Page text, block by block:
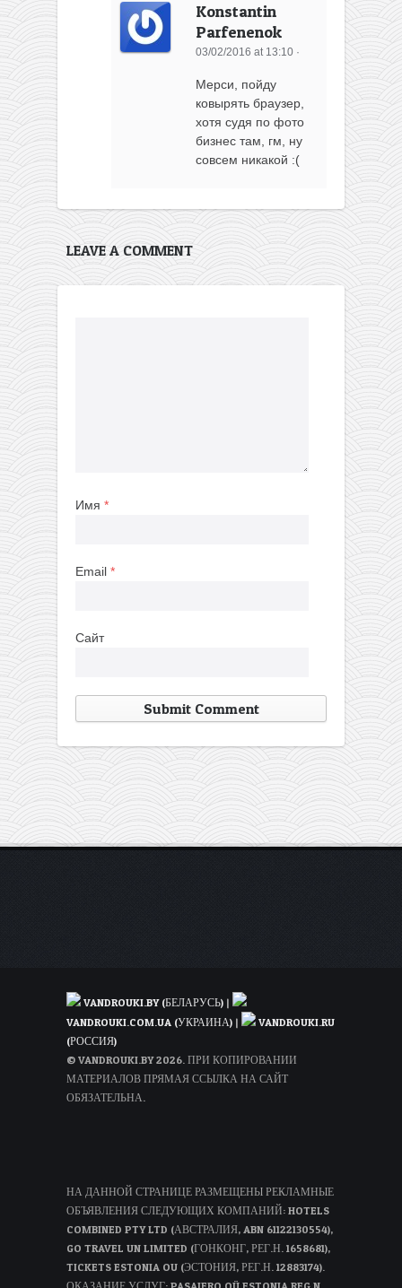
Konstantin
Parfenenok
03/02/2016 at 13:10 ·
Мерси, пойду
ковырять браузер,
хотя судя по фото
бизнес там, гм, ну
совсем никакой :(
LEAVE A COMMENT
Имя *
Email *
Сайт
VANDROUKI.BY (БЕЛАРУСЬ) |
VANDROUKI.COM.UA (УКРАИНА) |
VANDROUKI.RU
(РОССИЯ)
© VANDROUKI.BY 2026. ПРИ КОПИРОВАНИИ
МАТЕРИАЛОВ ПРЯМАЯ ССЫЛКА НА САЙТ
ОБЯЗАТЕЛЬНА.
НА ДАННОЙ СТРАНИЦЕ РАЗМЕЩЕНЫ РЕКЛАМНЫЕ
ОБЪЯВЛЕНИЯ СЛЕДУЮЩИХ КОМПАНИЙ: HOTELS
COMBINED PTY LTD (АВСТРАЛИЯ, ABN 61122130554),
GO TRAVEL UN LIMITED (ГОНКОНГ, РЕГ.Н. 1658681),
TICKETS ESTONIA OU (ЭСТОНИЯ, РЕГ.Н. 12883174).